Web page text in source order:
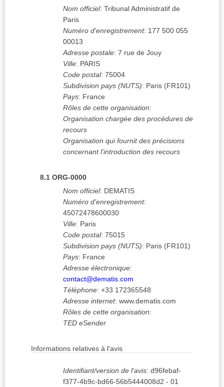
Nom officiel: Tribunal Administratif de
Paris
Numéro d'enregistrement: 177 500 055
00013
Adresse postale: 7 rue de Jouy
Ville: PARIS
Code postal: 75004
Subdivision pays (NUTS): Paris (FR101)
Pays: France
Rôles de cette organisation:
Organisation chargée des procédures de
recours
Organisation qui fournit des précisions
concernant l'introduction des recours
8.1 ORG-0000
Nom officiel: DEMATIS
Numéro d'enregistrement:
45072478600030
Ville: Paris
Code postal: 75015
Subdivision pays (NUTS): Paris (FR101)
Pays: France
Adresse électronique:
contact@dematis.com
Téléphone: +33 172365548
Adresse internet: www.dematis.com
Rôles de cette organisation:
TED eSender
Informations relatives à l'avis
Identifiant/version de l'avis: d96febaf-
f377-4b9c-bd66-56b5444008d2 - 01